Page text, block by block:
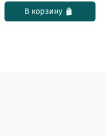
В корзину